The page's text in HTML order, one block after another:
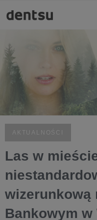
AKTUALNOŚCI
Las w
wizerunkową
Bankowym w